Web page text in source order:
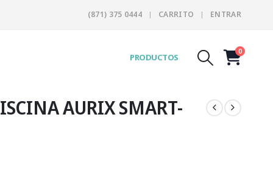
(871) 375 0444 CARRITO ENTRAR
PRODUCTOS
0
AURIX SMART-